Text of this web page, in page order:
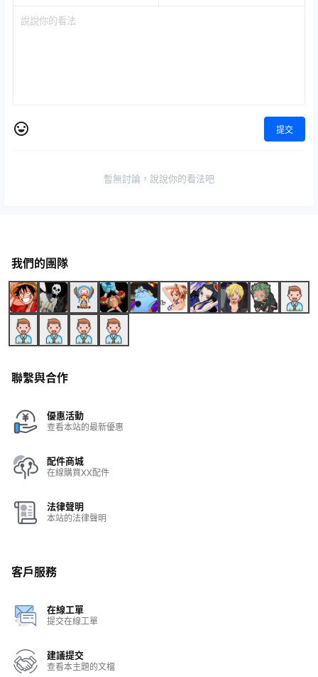
提交
暫無討論，說說你的看法吧
我們的團隊
聯繫與合作
優惠活動
查看本站的最新優惠
配件商城
在線購買XX配件
法律聲明
本站的法律聲明
客戶服務
在線工單
提交在線工單
建議提交
查看本主題的文檔